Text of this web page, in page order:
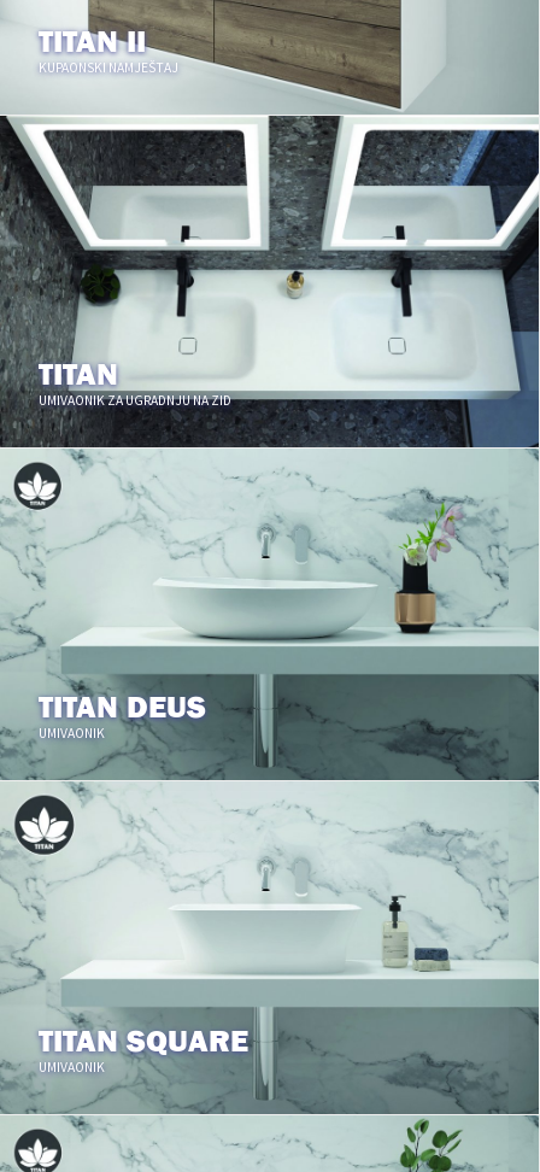
TITAN II
KUPAONSKI NAMJEŠTAJ
TITAN
UMIVAONIK ZA UGRADNJU NA ZID
TITAN DEUS
UMIVAONIK
TITAN SQUARE
UMIVAONIK